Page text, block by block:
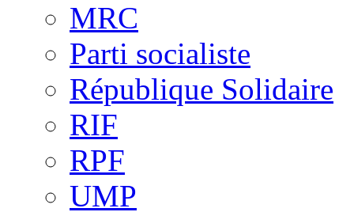
MRC
Parti socialiste
République Solidaire
RIF
RPF
UMP